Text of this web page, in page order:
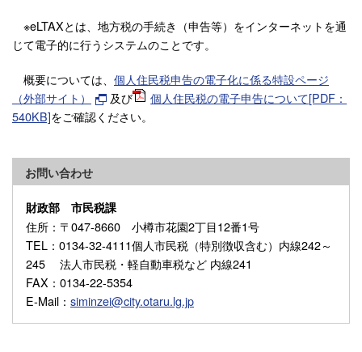
※eLTAXとは、地方税の手続き（申告等）をインターネットを通
じて電子的に行うシステムのことです。
概要については、 個人住民税申告の電子化に係る特設ページ
（外部サイト）
及び
個人住民税の電子申告について[PDF：
540KB]をご確認ください。
お問い合わせ
財政部 市民税課
住所 ：〒047-8660 小樽市花園2丁目12番1号
TEL ：0134-32-4111個人市民税（特別徴収含む）内線242～
245 法人市民税・軽自動車税など 内線241
FAX ：0134-22-5354
E-Mail ： siminzei@city.otaru.lg.jp